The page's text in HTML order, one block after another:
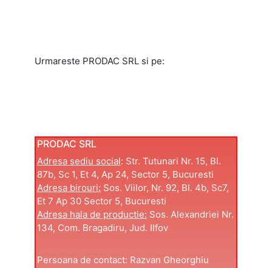
Urmareste PRODAC SRL si pe:
PRODAC SRL
Adresa sediu social: Str. Tutunari Nr. 15, Bl.
87b, Sc 1, Et 4, Ap 24, Sector 5, Bucuresti
Adresa birouri: Sos. Viilor, Nr. 92, Bl. 4b, Sc7,
Et 7 Ap 30 Sector 5, Bucuresti
Adresa hala de productie: Sos. Alexandriei Nr.
134, Com. Bragadiru, Jud. Ilfov
Persoana de contact: Razvan Gheorghiu